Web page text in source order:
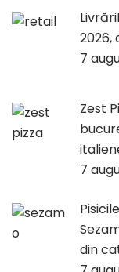
2026,
7
Zest
7
din